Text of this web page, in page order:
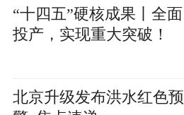
“十四五”硬核成果丨全面
投产，实现重大突破！
北京升级发布洪水红色预